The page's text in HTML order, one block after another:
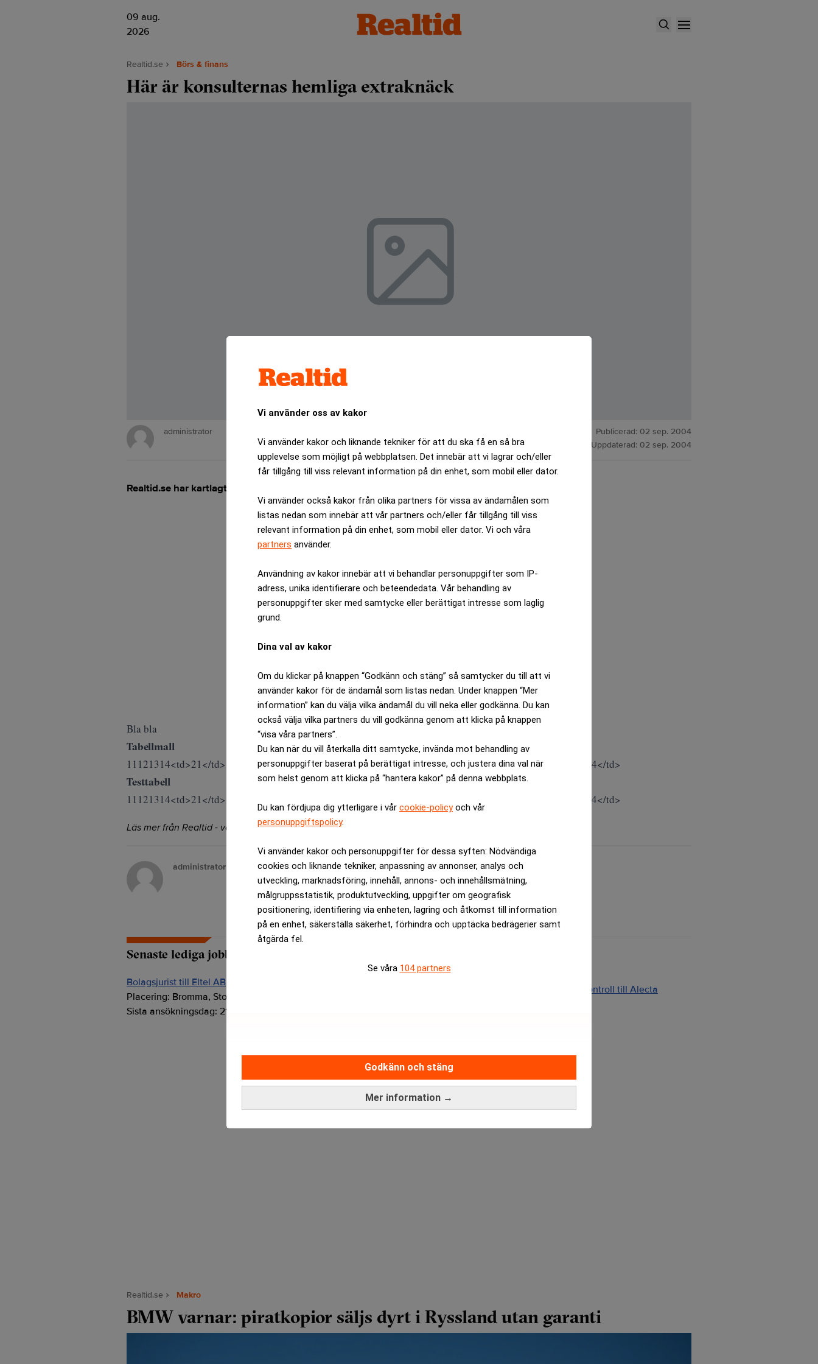
Vi använder oss av kakor
Vi använder kakor och liknande tekniker för att du ska få en så bra
upplevelse som möjligt på webbplatsen. Det innebär att vi lagrar och/eller
får tillgång till viss relevant information på din enhet, som mobil eller dator.
Vi använder också kakor från olika partners för vissa av ändamålen som
listas nedan som innebär att vår partners och/eller får tillgång till viss
relevant information på din enhet, som mobil eller dator. Vi och våra
partners använder.
Användning av kakor innebär att vi behandlar personuppgifter som IP-
adress, unika identifierare och beteendedata. Vår behandling av
personuppgifter sker med samtycke eller berättigat intresse som laglig
grund.
Dina val av kakor
Om du klickar på knappen “Godkänn och stäng” så samtycker du till att vi
använder kakor för de ändamål som listas nedan. Under knappen “Mer
information” kan du välja vilka ändamål du vill neka eller godkänna. Du kan
också välja vilka partners du vill godkänna genom att klicka på knappen
“visa våra partners”.
Du kan när du vill återkalla ditt samtycke, invända mot behandling av
personuppgifter baserat på berättigat intresse, och justera dina val när
som helst genom att klicka på “hantera kakor” på denna webbplats.
Du kan fördjupa dig ytterligare i vår cookie-policyoch vår
personuppgiftspolicy.
Vi använder kakor och personuppgifter för dessa syften: Nödvändiga
cookies och liknande tekniker, anpassning av annonser, analys och
utveckling, marknadsföring, innehåll, annons- och innehållsmätning,
målgruppsstatistik, produktutveckling, uppgifter om geografisk
positionering, identifiering via enheten, lagring och åtkomst till information
på en enhet, säkerställa säkerhet, förhindra och upptäcka bedrägerier samt
åtgärda fel.
Se våra 104 partners
Mer information →
Godkänn och stäng
09 aug.
2026
Realtid.se Börs & finans
Här är konsulternas hemliga extraknäck
administrator Publicerad: 02 sep. 2004
Uppdaterad: 02 sep. 2004
Realtid.se har kartlagt uppdragen som konsulterna gör vid sidan av.
ANNONS
Bla bla
Tabellmall
11121314<td>21</td><td>22</td><td>23</td><td>24</td><td>X1</td><td>X2</td><td>X3</td><td>X4</td>
Testtabell
11121314<td>21</td><td>22</td><td>23</td><td>24</td><td>X1</td><td>X2</td><td>X3</td><td>X4</td>
Läs mer från Realtid - vårt nyhetsbrev är kostnadsfritt:
administrator
Senaste lediga jobben
Bolagsjurist till Eltel AB
Placering: Bromma, Stockholm
Sista ansökningsdag: 21/08/2026
Medarbetare inom Intern styrning och kontroll till Alecta
Realtid.se Makro
BMW varnar: piratkopior säljs dyrt i Ryssland utan garanti